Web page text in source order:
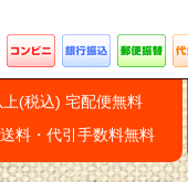
(税込) 宅配便無料
料・代引手数料無料